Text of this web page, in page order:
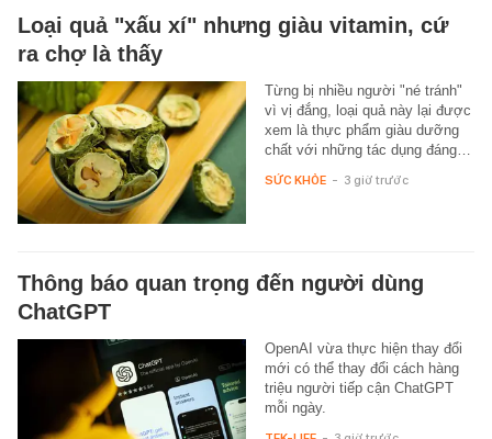
Loại quả "xấu xí" nhưng giàu vitamin, cứ
ra chợ là thấy
Từng bị nhiều người "né tránh"
vì vị đắng, loại quả này lại được
xem là thực phẩm giàu dưỡng
chất với những tác dụng đáng…
SỨC KHỎE - 3 giờ trước
Thông báo quan trọng đến người dùng
ChatGPT
OpenAI vừa thực hiện thay đổi
mới có thể thay đổi cách hàng
triệu người tiếp cận ChatGPT
mỗi ngày.